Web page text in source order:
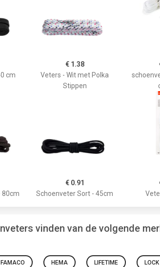
cm
€ 1.38
Veters - Wit met Polka
Stippen
80cm
€ 0.91
Schoenveter Sort - 45cm
vinden van de volgende
FAMACO HEMA LIFETIME